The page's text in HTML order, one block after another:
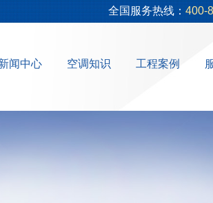
全国服务热线：400-
闻中心 空调知识 工程案例